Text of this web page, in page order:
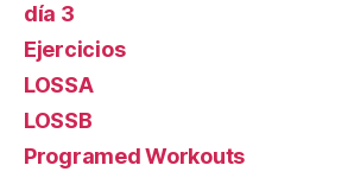
día 3
Ejercicios
LOSSA
LOSSB
Programed Workouts